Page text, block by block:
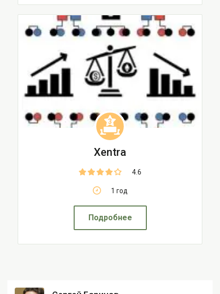
3
Xentra
4.6
1 год
Подробнее